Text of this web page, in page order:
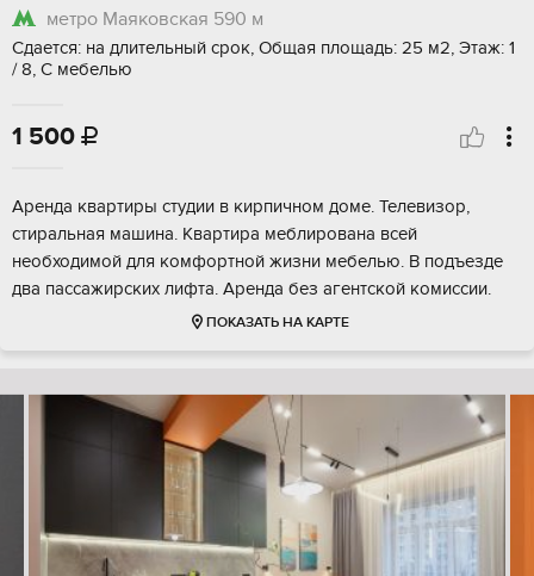
метро Маяковская 590 м
Сдается: на длительный срок, Общая площадь: 25 м2, Этаж: 1
/ 8, С мебелью
1 500 
Аренда квартиры студии в кирпичном доме. Телевизор,
стиральная машина. Квартира меблирована всей
необходимой для комфортной жизни мебелью. В подъезде
два пассажирских лифта. Аренда без агентской комиссии.
ПОКАЗАТЬ НА КАРТЕ